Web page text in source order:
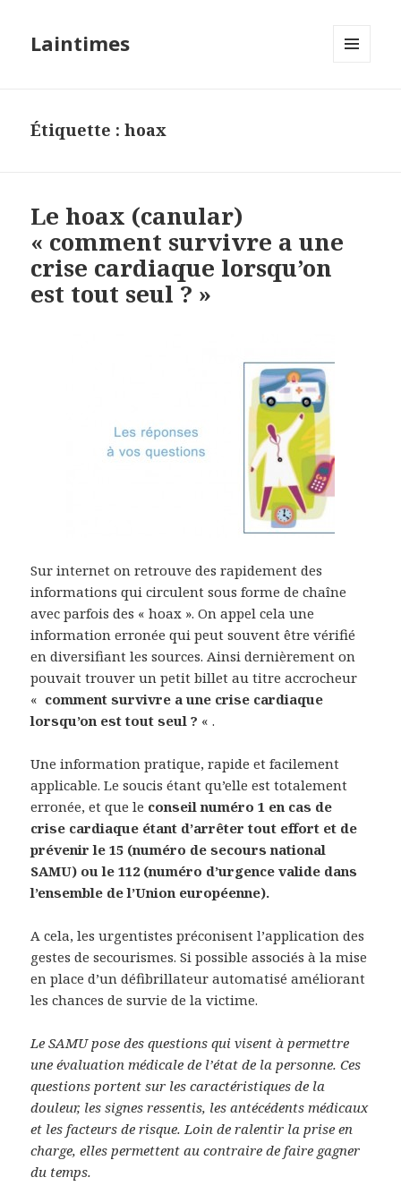
Laintimes
Étiquette :hoax
Le hoax (canular)
« comment survivre a une
crise cardiaque lorsqu’on
est tout seul ? »
Sur internet on retrouve des rapidement des
informations qui circulent sous forme de chaîne
avec parfois des « hoax ». On appel cela une
information erronée qui peut souvent être vérifié
en diversifiant les sources. Ainsi dernièrement on
pouvait trouver un petit billet au titre accrocheur
« comment survivre a une crise cardiaque
lorsqu’on est tout seul ? « .
Une information pratique, rapide et facilement
applicable. Le soucis étant qu’elle est totalement
erronée, et que le conseil numéro 1 en cas de
crise cardiaque étant d’arrêter tout effort et de
prévenir le 15 (numéro de secours national
SAMU) ou le 112 (numéro d’urgence valide dans
l’ensemble de l’Union européenne).
A cela, les urgentistes préconisent l’application des
gestes de secourismes. Si possible associés à la mise
en place d’un défibrillateur automatisé améliorant
les chances de survie de la victime.
Le SAMU pose des questions qui visent à permettre
une évaluation médicale de l’état de la personne. Ces
questions portent sur les caractéristiques de la
douleur, les signes ressentis, les antécédents médicaux
et les facteurs de risque. Loin de ralentir la prise en
charge, elles permettent au contraire de faire gagner
du temps.